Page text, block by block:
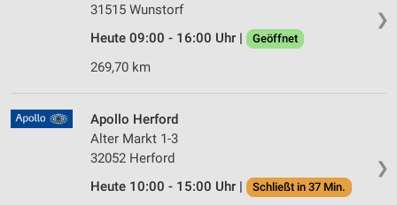
❯
31515 Wunstorf
Heute 09:00 - 16:00 Uhr |
Geöffnet
269,70 km
❯
Apollo Herford
Alter Markt 1-3
32052 Herford
Heute 10:00 - 15:00 Uhr |
Schließt in 37 Min.